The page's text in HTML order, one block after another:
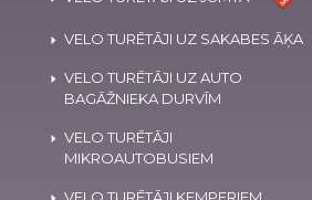
VELO TURĒTĀJI UZ SAKABES ĀĶA
VELO TURĒTĀJI UZ AUTO
BAGĀŽNIEKA DURVĪM
VELO TURĒTĀJI
MIKROAUTOBUSIEM